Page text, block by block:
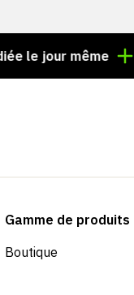
même Vous
Gamme de produits
Boutique